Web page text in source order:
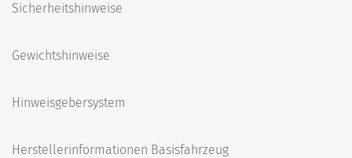
Sicherheitshinweise
Gewichtshinweise
Hinweisgebersystem
Herstellerinformationen Basisfahrzeug